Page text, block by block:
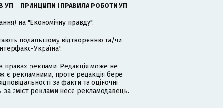
УП ПРИНЦИПИ І ПРАВИЛА РОБОТИ УП
на "Економічну правду".
подальшому відтворенню та/чи
Україна".
реклами. Редакція може не
є рекламними, проте редакція бере
за факти та оціночні
за зміст реклами несе рекламодавець.